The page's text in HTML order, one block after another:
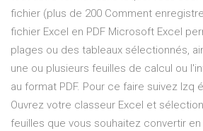
fichier (plus de 200 Comment
fichier Excel en PDF Microsoft Excel
plages ou des tableaux sélectionnés,
une ou plusieurs feuilles de calcul ou
au format PDF. Pour ce faire suivez lzq
Ouvrez votre classeur Excel et
feuilles que vous souhaitez convertir en